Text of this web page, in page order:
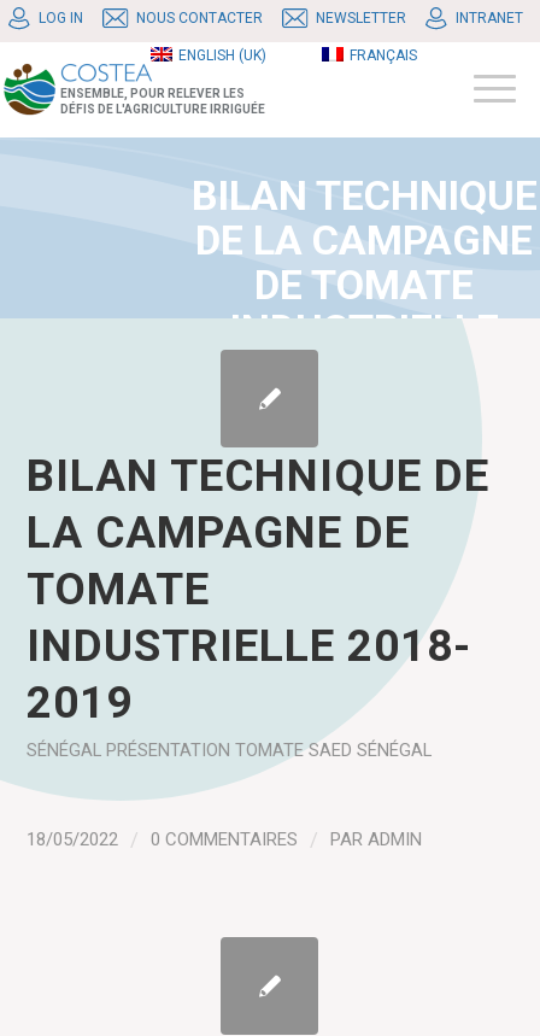
LOG IN NOUS CONTACTER NEWSLETTER INTRANET
ENGLISH (UK) FRANÇAIS
ENSEMBLE, POUR RELEVER LES
DÉFIS DE L'AGRICULTURE IRRIGUÉE
BILAN TECHNIQUE
DE LA CAMPAGNE
DE TOMATE
INDUSTRIELLE
BILAN TECHNIQUE DE
LA CAMPAGNE DE
TOMATE
INDUSTRIELLE 2018-
2019
SÉNÉGAL PRÉSENTATION TOMATE SAED SÉNÉGAL
18/05/2022 / 0 COMMENTAIRES / PARADMIN